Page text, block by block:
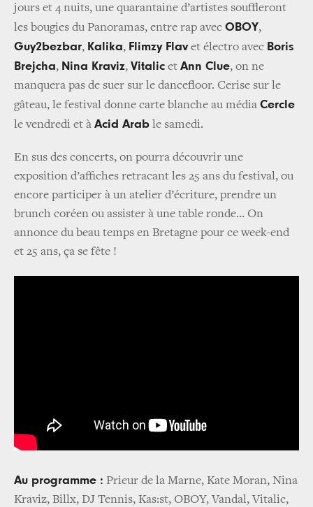
jours et 4 nuits, une quarantaine d’artistes souffleront
les bougies du Panoramas, entre rap avec OBOY,
Guy2bezbar, Kalika, Flimzy Flavet électro avec Boris
Brejcha, Nina Kraviz, Vitalic et Ann Clue, on ne
manquera pas de suer sur le dancefloor. Cerise sur le
gâteau, le festival donne carte blanche au média Cercle
le vendredi et à Acid Arab le samedi.
En sus des concerts, on pourra découvrir une
exposition d’affiches retracant les 25 ans du festival, ou
encore participer à un atelier d’écriture, prendre un
brunch coréen ou assister à une table ronde… On
annonce du beau temps en Bretagne pour ce week-end
et 25 ans, ça se fête !
Au programme : Prieur de la Marne, Kate Moran, Nina
Kraviz, Billx, DJ Tennis, Kas:st, OBOY, Vandal, Vitalic,